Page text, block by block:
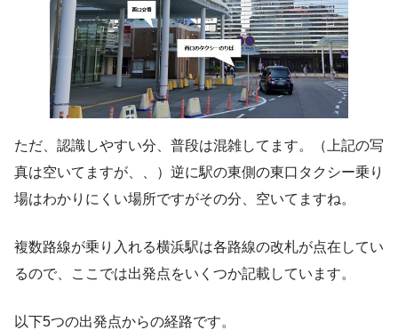
ただ、認識しやすい分、普段は混雑してます。（上記の写
真は空いてますが、、）逆に駅の東側の東口タクシー乗り
場はわかりにくい場所ですがその分、空いてますね。
複数路線が乗り入れる横浜駅は各路線の改札が点在してい
るので、ここでは出発点をいくつか記載しています。
以下5つの出発点からの経路です。